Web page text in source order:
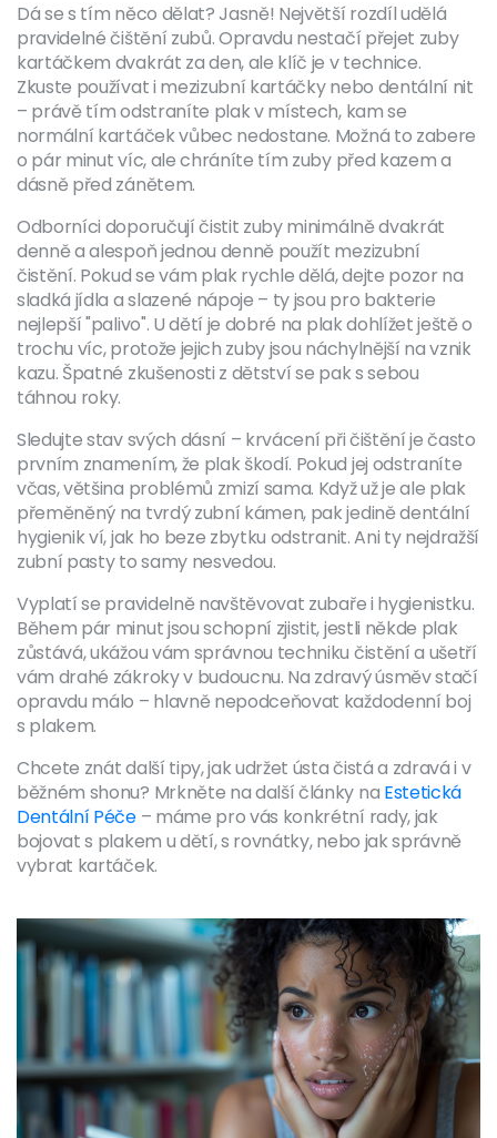
Dá se s tím něco dělat? Jasně! Největší rozdíl udělá
pravidelné čištění zubů. Opravdu nestačí přejet zuby
kartáčkem dvakrát za den, ale klíč je v technice.
Zkuste používat i mezizubní kartáčky nebo dentální nit
– právě tím odstraníte plak v místech, kam se
normální kartáček vůbec nedostane. Možná to zabere
o pár minut víc, ale chráníte tím zuby před kazem a
dásně před zánětem.
Odborníci doporučují čistit zuby minimálně dvakrát
denně a alespoň jednou denně použít mezizubní
čistění. Pokud se vám plak rychle dělá, dejte pozor na
sladká jídla a slazené nápoje – ty jsou pro bakterie
nejlepší "palivo". U dětí je dobré na plak dohlížet ještě o
trochu víc, protože jejich zuby jsou náchylnější na vznik
kazu. Špatné zkušenosti z dětství se pak s sebou
táhnou roky.
Sledujte stav svých dásní – krvácení při čištění je často
prvním znamením, že plak škodí. Pokud jej odstraníte
včas, většina problémů zmizí sama. Když už je ale plak
přeměněný na tvrdý zubní kámen, pak jedině dentální
hygienik ví, jak ho beze zbytku odstranit. Ani ty nejdražší
zubní pasty to samy nesvedou.
Vyplatí se pravidelně navštěvovat zubaře i hygienistku.
Během pár minut jsou schopní zjistit, jestli někde plak
zůstává, ukážou vám správnou techniku čistění a ušetří
vám drahé zákroky v budoucnu. Na zdravý úsměv stačí
opravdu málo – hlavně nepodceňovat každodenní boj
s plakem.
Chcete znát další tipy, jak udržet ústa čistá a zdravá i v
běžném shonu? Mrkněte na další články na Estetická
Dentální Péče– máme pro vás konkrétní rady, jak
bojovat s plakem u dětí, s rovnátky, nebo jak správně
vybrat kartáček.